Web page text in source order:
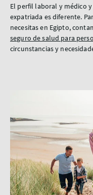
El perfil laboral y médico
expatriada es diferente.
necesitas en Egipto,
seguro de salud para
circunstancias y